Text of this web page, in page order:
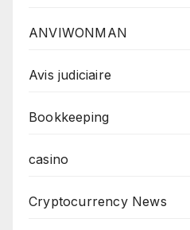
ANVIWONMAN
Avis judiciaire
Bookkeeping
casino
Cryptocurrency News